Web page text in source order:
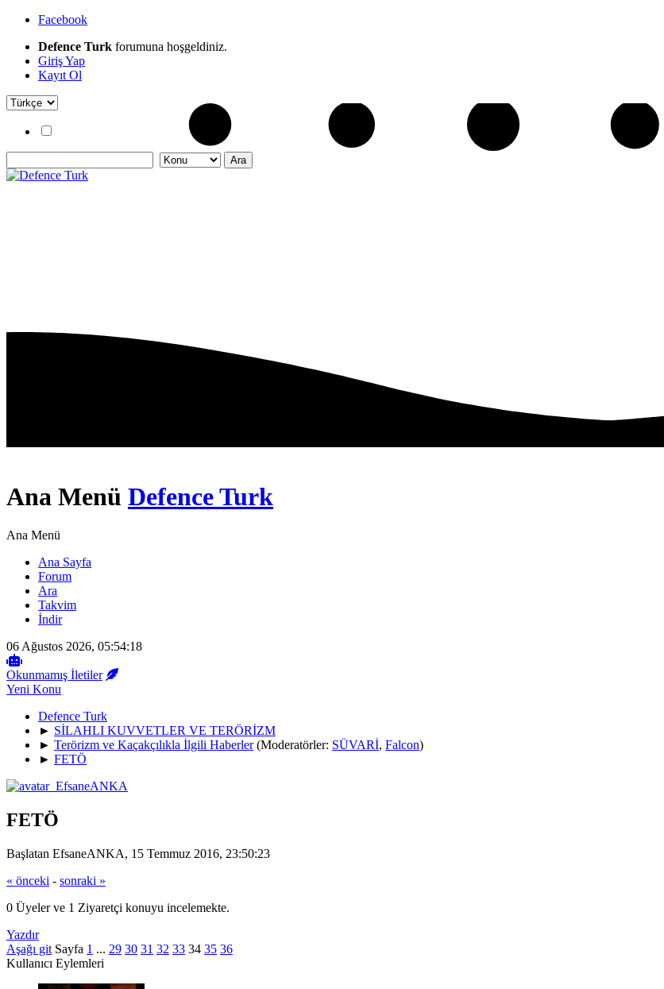
Facebook
Defence Turk forumuna hoşgeldiniz.
Giriş Yap
Kayıt Ol
Ana Menü Defence Turk
Ana Menü
Ana Sayfa
Forum
Ara
Takvim
İndir
06 Ağustos 2026, 05:54:18
Okunmamış İletiler
Yeni Konu
Defence Turk
► SİLAHLI KUVVETLER VE TERÖRİZM
► Terörizm ve Kaçakçılıkla İlgili Haberler (Moderatörler: SÜVARİ, Falcon)
► FETÖ
FETÖ
Başlatan EfsaneANKA, 15 Temmuz 2016, 23:50:23
« önceki - sonraki »
0 Üyeler ve 1 Ziyaretçi konuyu incelemekte.
Yazdır
Aşağı git Sayfa 1 ... 29 30 31 32 33 34 35 36
Kullanıcı Eylemleri